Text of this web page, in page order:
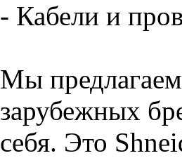
- Кабели и
Мы
зарубежных
себя. Это